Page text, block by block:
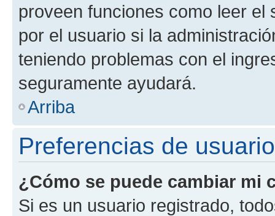
proveen funciones como leer el
por el usuario si la
teniendo problemas con el
seguramente ayudará.
Arriba
Preferencias de
¿Cómo se puede cambiar mi
Si es un usuario registrado,